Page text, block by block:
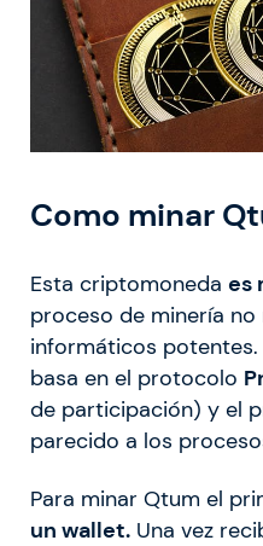
Como minar
Esta criptomoneda es
proceso de minería
informáticos
basa en el protocolo
de participación) y el
parecido a los
Para minar Qtum el
un wallet. Una vez